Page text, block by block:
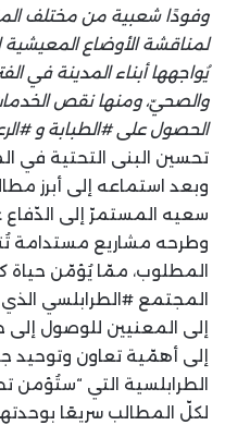
وفودًا شعبية من مختلف
لمناقشة الأوضاع المعيشية
يُواجهها أبناء المدينة في
والصحيّ، ومنها نقص الخدمات
الحصول على #الطبابة و
تحسين البنى التحتية في
وبعد استماعه إلى أبرز
سعيه المستمرّ إلى
وطرحه مشاريع مستدامة
المطلوب، ممّا يُؤمّن حياة
المجتمع #الطرابلسي
إلى المعنيين للوصول
إلى أهمّية تعاون وتوحيد
الطرابلسية التي
لكلّ المطالب سريعًا